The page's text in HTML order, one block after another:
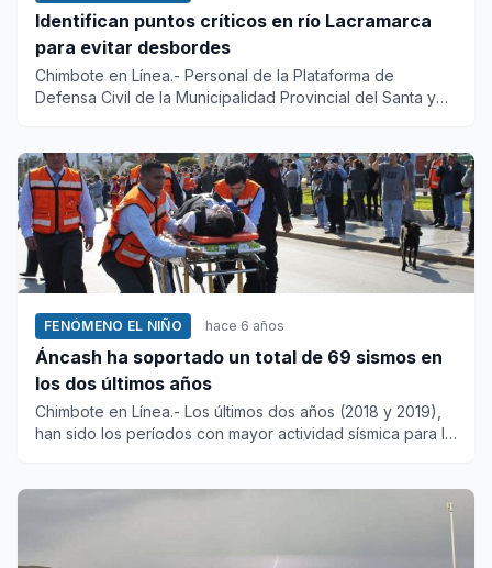
Identifican puntos críticos en río Lacramarca
para evitar desbordes
Chimbote en Línea.- Personal de la Plataforma de
Defensa Civil de la Municipalidad Provincial del Santa y
FENÓMENO EL NIÑO hace 6 años
Áncash ha soportado un total de 69 sismos en
los dos últimos años
Chimbote en Línea.- Los últimos dos años (2018 y 2019),
han sido los períodos con mayor actividad sísmica para la